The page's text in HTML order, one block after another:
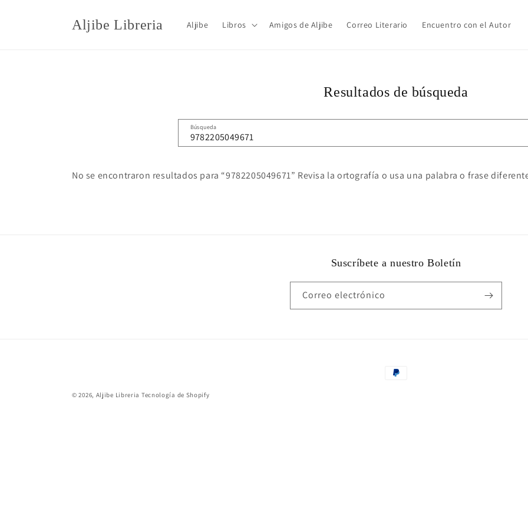
Aljibe Libreria Aljibe Libros Amigos de Aljibe Correo Literario Encuentro con el Autor
Resultados de búsqueda
Búsqueda
No se encontraron resultados para “9782205049671” Revisa la ortografía o usa una palabra o frase
Suscríbete a nuestro Boletín
Correo electrónico
Formas
© 2026, Aljibe Libreria Tecnología de Shopify